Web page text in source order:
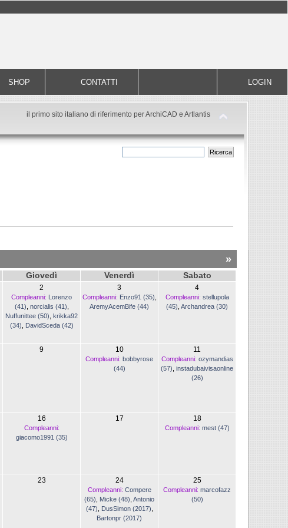
SHOP CONTATTI LOGIN
il primo sito italiano di riferimento per ArchiCAD e Artlantis
»
Giovedì Venerdì Sabato
2
Compleanni: Lorenzo
(41) norcialis (41)
Nuffunittee (50) ,krikka92
(34)
DavidSceda (42)
3
Compleanni: Enzo91 (35)
AremyAcemBife (44)
4
Compleanni: stellupola
(45) ,Archandrea (30)
9 10
Compleanni: bobbyrose
(44)
11
Compleanni: ozymandias
(57) ,instadubaivisaonline
(26)
16
Compleanni:
giacomo1991 (35)
17 18
Compleanni: mest (47)
23 24
Compleanni: Compere
(65)
Micke (48) ,Antonio
(47)
DusSimon (2017)
Bartonpr (2017)
25
Compleanni: marcofazz
(50)